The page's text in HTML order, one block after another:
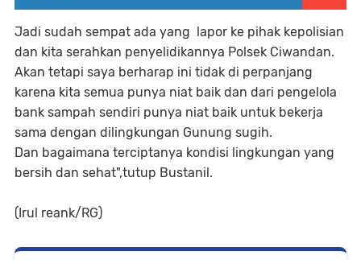
Jadi sudah sempat ada yang lapor ke pihak kepolisian
dan kita serahkan penyelidikannya Polsek Ciwandan.
Akan tetapi saya berharap ini tidak di perpanjang
karena kita semua punya niat baik dan dari pengelola
bank sampah sendiri punya niat baik untuk bekerja
sama dengan dilingkungan Gunung sugih.
Dan bagaimana terciptanya kondisi lingkungan yang
bersih dan sehat",tutup Bustanil.
(Irul reank/RG)